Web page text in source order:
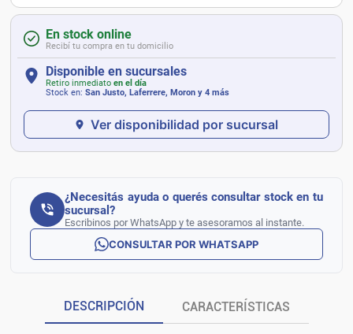
En stock online
Recibí tu compra en tu domicilio
Disponible en sucursales
Retiro inmediato en el día
Stock en: San Justo, Laferrere, Moron y 4 más
Ver disponibilidad por sucursal
¿Necesitás ayuda o querés consultar stock en tu
sucursal?
Escribinos por WhatsApp y te asesoramos al instante.
CONSULTAR POR WHATSAPP
DESCRIPCIÓN CARACTERÍSTICAS